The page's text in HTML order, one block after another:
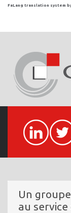
FaLang translation system
Un
au